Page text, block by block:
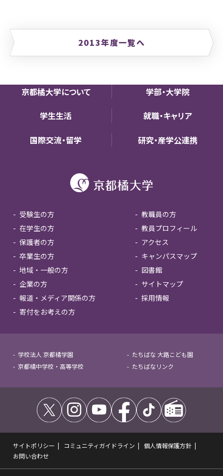
2013年度一覧へ
京都橘大学について 学部・大学院
学生生活 就職・キャリア
国際交流・留学 研究・産学公連携
受験生の方
在学生の方
保護者の方
卒業生の方
地域・一般の方
企業の方
報道・メディア関係の方
寄付をお考えの方
教職員の方
教員プロフィール
アクセス
キャンパスマップ
図書館
サイトマップ
採用情報
学校法人 京都橘学園
京都橘中学校・高等学校
たちばな 大路こども園
たちばなリンク
サイトポリシー コミュニティガイドライン
個人情報保護方針
お問い合わせ